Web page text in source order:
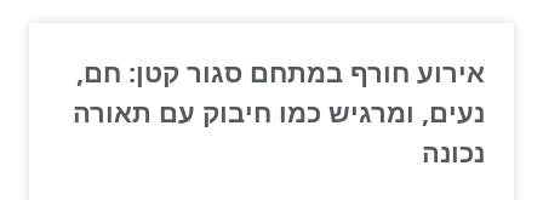
אירוע חורף במתחם סגור קטן: חם,
נעים, ומרגיש כמו חיבוק עם תאורה
נכונה